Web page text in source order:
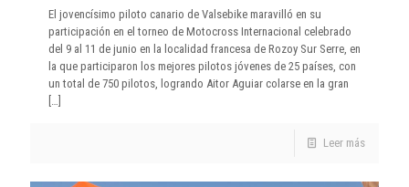
El jovencísimo piloto canario de Valsebike maravilló en su
participación en el torneo de Motocross Internacional celebrado
del 9 al 11 de junio en la localidad francesa de Rozoy Sur Serre, en
la que participaron los mejores pilotos jóvenes de 25 países, con
un total de 750 pilotos, logrando Aitor Aguiar colarse en la gran
Leer más